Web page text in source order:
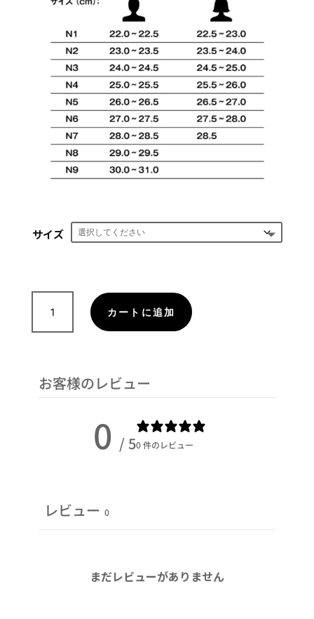
サイズ
カートに追加
お客様のレビュー
0 / 50 件のレビュー
レビュー 0
まだレビューがありません